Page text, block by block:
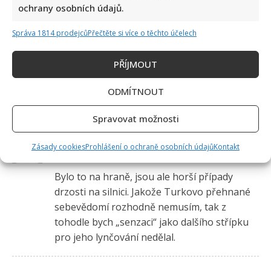
ochrany osobních údajů.
Správa 1814 prodejcůPřečtěte si více o těchto účelech
PŘÍJMOUT
ODMÍTNOUT
Spravovat možnosti
Zásady cookiesProhlášení o ochraně osobních údajůKontakt
1 čtenářský názor na “Filip Turek opět na
pranýři: Po internetu kolují záběry jeho
nebezpečné jízdy. Mnozí jeho omluvu odmítají
František Běhounek napsal:
Bylo to na hraně, jsou ale horší případy
drzosti na silnici. Jakože Turkovo přehnané
sebevědomí rozhodně nemusím, tak z
tohodle bych „senzaci“ jako dalšího střípku
pro jeho lynčování nedělal.